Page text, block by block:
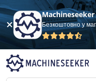
Machineseeker
Безкоштовно у